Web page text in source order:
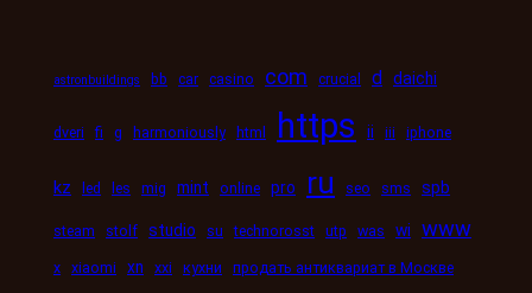
astronbuildings bb car casino com crucial d daichi
dveri fi g harmoniously html https ii iii iphone
kz led les mig mint online pro ru seo sms spb
steam stolf studio su technorosst utp was wi www
x xiaomi xn xxi кухни
продать антиквариат в Москве